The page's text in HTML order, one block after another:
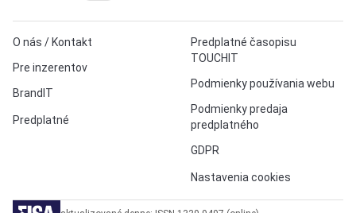
O nás / Kontakt
Pre inzerentov
BrandIT
Predplatné
Predplatné časopisu
TOUCHIT
Podmienky používania webu
Podmienky predaja
predplatného
GDPR
Nastavenia cookies